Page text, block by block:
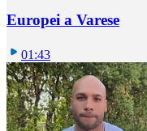
Europei a Varese
01:43